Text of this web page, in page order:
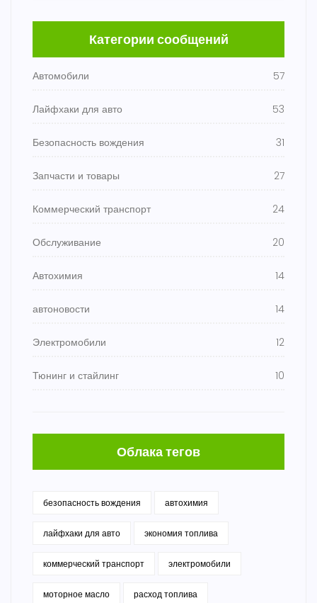
Категории сообщений
Автомобили 57
Лайфхаки для авто 53
Безопасность вождения 31
Запчасти и товары 27
Коммерческий транспорт 24
Обслуживание 20
Автохимия 14
автоновости 14
Электромобили 12
Тюнинг и стайлинг 10
Облака тегов
безопасность вождения автохимия
лайфхаки для авто экономия топлива
коммерческий транспорт электромобили
моторное масло расход топлива